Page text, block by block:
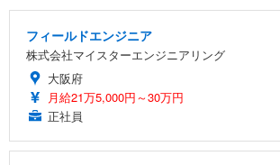
フィールドエンジニア
株式会社マイスターエンジニアリング
大阪府
月給21万5,000円～30万円
正社員